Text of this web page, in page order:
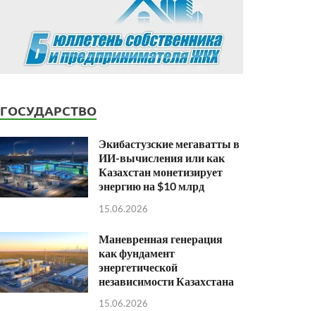
ГОСУДАРСТВО
Экибастузские мегаватты в
ИИ-вычисления или как
Казахстан монетизирует
энергию на $10 млрд
15.06.2026
Маневренная генерация
как фундамент
энергетической
независимости Казахстана
15.06.2026